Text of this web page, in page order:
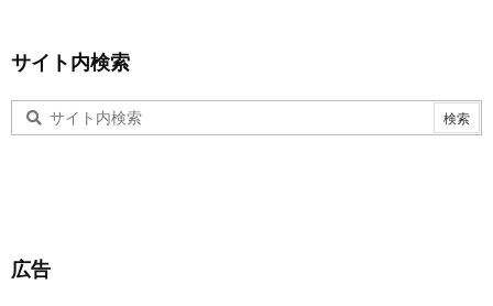
サイト内検索
広告